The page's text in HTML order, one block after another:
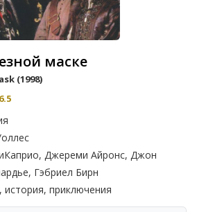
маске
(1998)
6.5
Джереми Айронс, Джон
Гэбриел Бирн
история, приключения